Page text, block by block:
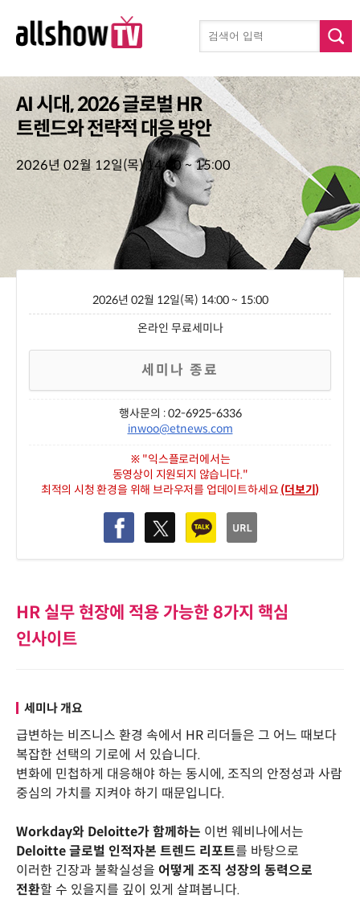
AI 시대, 2026 글로벌 HR
트렌드와 전략적 대응 방안
2026년 02월 12일(목) 14:00 ~ 15:00
2026년 02월 12일(목) 14:00 ~ 15:00
온라인 무료세미나
세미나 종료
행사문의 : 02-6925-6336
inwoo@etnews.com
※ "익스플로러에서는
동영상이 지원되지 않습니다."
최적의 시청 환경을 위해 브라우저를 업데이트하세요 (더보기)
HR 실무 현장에 적용 가능한 8가지 핵심
인사이트
세미나 개요
급변하는 비즈니스 환경 속에서 HR 리더들은 그 어느 때보다
복잡한 선택의 기로에 서 있습니다.
변화에 민첩하게 대응해야 하는 동시에, 조직의 안정성과 사람
중심의 가치를 지켜야 하기 때문입니다.
Workday와 Deloitte가 함께하는 이번 웨비나에서는
Deloitte 글로벌 인적자본 트렌드 리포트를 바탕으로
이러한 긴장과 불확실성을 어떻게 조직 성장의 동력으로
전환할 수 있을지를 깊이 있게 살펴봅니다.